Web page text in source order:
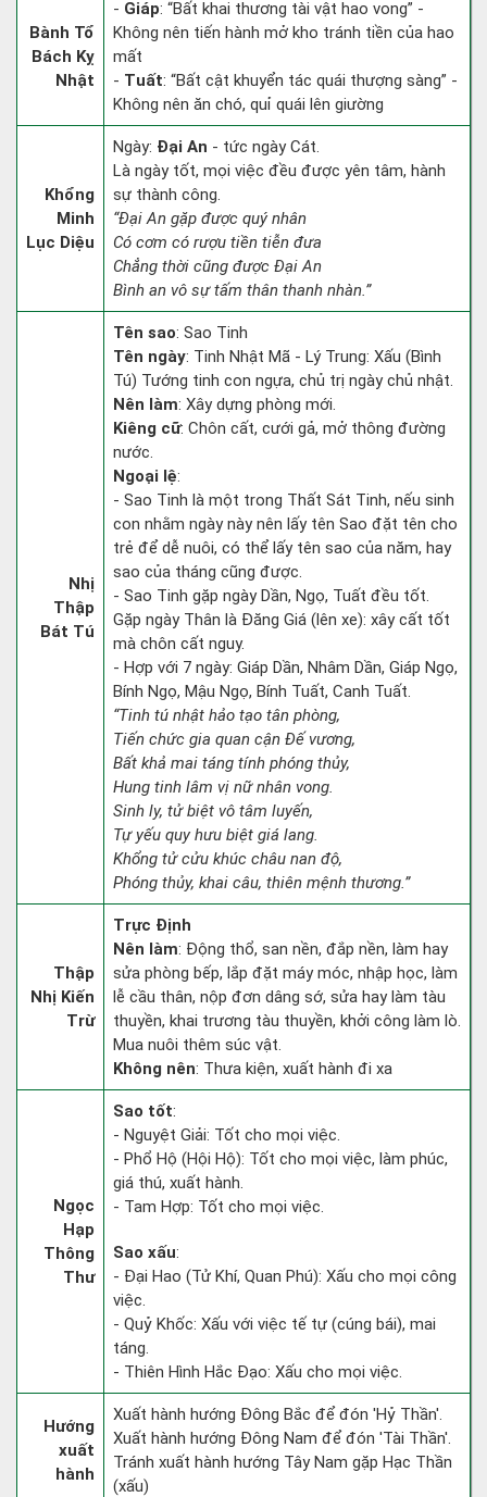
Bành Tổ
Bách Kỵ
Nhật
- Giáp: “Bất khai thương tài vật hao vong” -
Không nên tiến hành mở kho tránh tiền của hao
mất
- Tuất: “Bất cật khuyển tác quái thượng sàng” -
Không nên ăn chó, quỉ quái lên giường
Khổng
Minh
Lục Diệu
Ngày: Đại An - tức ngày Cát.
Là ngày tốt, mọi việc đều được yên tâm, hành
sự thành công.
“Đại An gặp được quý nhân
Có cơm có rượu tiền tiễn đưa
Chẳng thời cũng được Đại An
Bình an vô sự tấm thân thanh nhàn.”
Nhị
Thập
Bát Tú
Tên sao: Sao Tinh
Tên ngày: Tinh Nhật Mã - Lý Trung: Xấu (Bình
Tú) Tướng tinh con ngựa, chủ trị ngày chủ nhật.
Nên làm: Xây dựng phòng mới.
Kiêng cữ: Chôn cất, cưới gả, mở thông đường
nước.
Ngoại lệ:
- Sao Tinh là một trong Thất Sát Tinh, nếu sinh
con nhằm ngày này nên lấy tên Sao đặt tên cho
trẻ để dễ nuôi, có thể lấy tên sao của năm, hay
sao của tháng cũng được.
- Sao Tinh gặp ngày Dần, Ngọ, Tuất đều tốt.
Gặp ngày Thân là Đăng Giá (lên xe): xây cất tốt
mà chôn cất nguy.
- Hợp với 7 ngày: Giáp Dần, Nhâm Dần, Giáp Ngọ,
Bính Ngọ, Mậu Ngọ, Bính Tuất, Canh Tuất.
“Tinh tú nhật hảo tạo tân phòng,
Tiến chức gia quan cận Đế vương,
Bất khả mai táng tính phóng thủy,
Hung tinh lâm vị nữ nhân vong.
Sinh ly, tử biệt vô tâm luyến,
Tự yếu quy hưu biệt giá lang.
Khổng tử cửu khúc châu nan độ,
Phóng thủy, khai câu, thiên mệnh thương.”
Thập
Nhị Kiến
Trừ
Trực Định
Nên làm: Động thổ, san nền, đắp nền, làm hay
sửa phòng bếp, lắp đặt máy móc, nhập học, làm
lễ cầu thân, nộp đơn dâng sớ, sửa hay làm tàu
thuyền, khai trương tàu thuyền, khởi công làm lò.
Mua nuôi thêm súc vật.
Không nên: Thưa kiện, xuất hành đi xa
Ngọc
Hạp
Thông
Thư
Sao tốt:
- Nguyệt Giải: Tốt cho mọi việc.
- Phổ Hộ (Hội Hộ): Tốt cho mọi việc, làm phúc,
giá thú, xuất hành.
- Tam Hợp: Tốt cho mọi việc.
Sao xấu:
- Đại Hao (Tử Khí, Quan Phú): Xấu cho mọi công
việc.
- Quỷ Khốc: Xấu với việc tế tự (cúng bái), mai
táng.
- Thiên Hình Hắc Đạo: Xấu cho mọi việc.
Hướng
xuất
hành
Xuất hành hướng Đông Bắc để đón 'Hỷ Thần'.
Xuất hành hướng Đông Nam để đón 'Tài Thần'.
Tránh xuất hành hướng Tây Nam gặp Hạc Thần
(xấu)